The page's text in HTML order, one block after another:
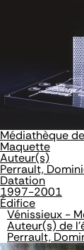
Médiathèque
Maquette
Auteur(s)
Perrault,
Datation
1997-2001
Édifice
Vénissieux -
Auteur(s) de
Perrault,